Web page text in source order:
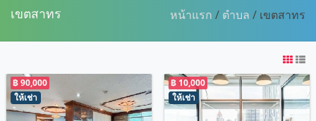
เขตสาทร หน้าแรก / ตำบล / เขตสาทร
ให้เช่า
฿ 90,000
ให้เช่า
฿ 10,000